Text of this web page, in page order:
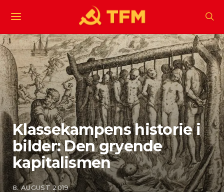
Klassekampens historie i
bilder: Den gryende
kapitalismen
8. AUGUST 2019